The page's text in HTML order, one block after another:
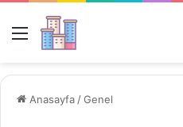
Menü
Anasayfa /Genel